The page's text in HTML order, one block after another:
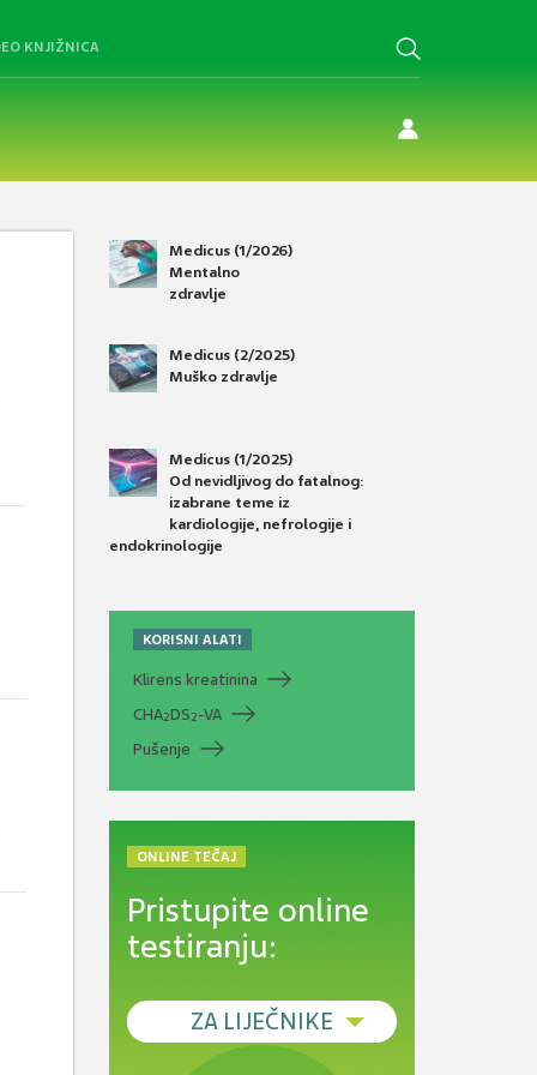
KNJIŽNICA
Medicus (1/2026)
Mentalno
zdravlje
Medicus (2/2025)
Muško zdravlje
Medicus (1/2025)
Od nevidljivog do fatalnog:
izabrane teme iz
kardiologije, nefrologije i
endokrinologije
KORISNI ALATI
Klirens kreatinina
CHA2DS2-VA
Pušenje
ONLINE TEČAJ
Pristupite online
testiranju:
ZA LIJEČNIKE